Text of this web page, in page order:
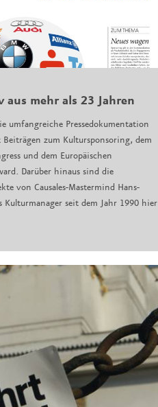
aus mehr als 23 Jahren
umfangreiche Pressedokumentation
Beiträgen zum Kultursponsoring, dem
und dem Europäischen
Darüber hinaus sind die
von Causales-Mastermind Hans-
Kulturmanager seit dem Jahr 1990 hier